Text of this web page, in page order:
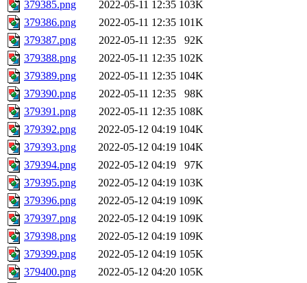
379385.png
2022-05-11 12:35 103K
379386.png
2022-05-11 12:35 101K
379387.png
2022-05-11 12:35
92K
379388.png
2022-05-11 12:35 102K
379389.png
2022-05-11 12:35 104K
379390.png
2022-05-11 12:35
98K
379391.png
2022-05-11 12:35 108K
379392.png
2022-05-12 04:19 104K
379393.png
2022-05-12 04:19 104K
379394.png
2022-05-12 04:19
97K
379395.png
2022-05-12 04:19 103K
379396.png
2022-05-12 04:19 109K
379397.png
2022-05-12 04:19 109K
379398.png
2022-05-12 04:19 109K
379399.png
2022-05-12 04:19 105K
379400.png
2022-05-12 04:20 105K